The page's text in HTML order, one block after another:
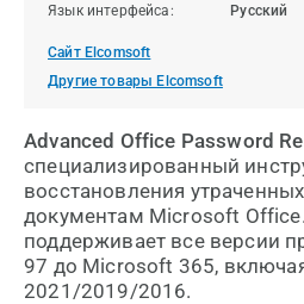
Язык интерфейса:
Русский
Сайт Elcomsoft
Другие товары Elcomsoft
Advanced Office Password
специализированный
восстановления
документам Microsoft
поддерживает все версии
97 до Microsoft 365,
2021/2019/2016.